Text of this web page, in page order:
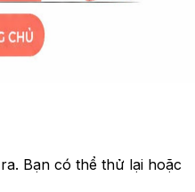
Bạn có thể thử lại hoặc